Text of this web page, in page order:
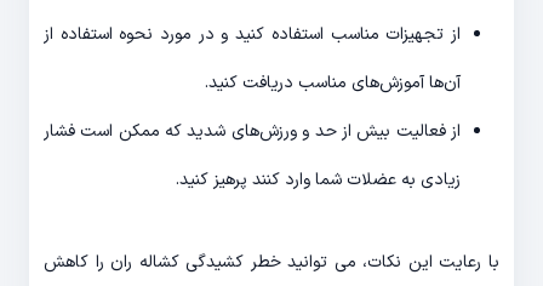
از تجهیزات مناسب استفاده کنید و در مورد نحوه استفاده از
آن‌ها آموزش‌های مناسب دریافت کنید.
از فعالیت بیش از حد و ورزش‌های شدید که ممکن است فشار
زیادی به عضلات شما وارد کنند پرهیز کنید.
با رعایت این نکات، می توانید خطر کشیدگی کشاله ران را کاهش